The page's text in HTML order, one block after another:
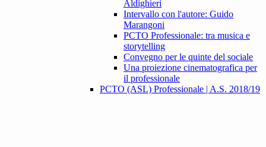
Aldighieri
Intervallo con l'autore: Guido
Marangoni
PCTO Professionale: tra musica e
storytelling
Convegno per le quinte del sociale
Una proiezione cinematografica per
il professionale
PCTO (ASL) Professionale | A.S. 2018/19